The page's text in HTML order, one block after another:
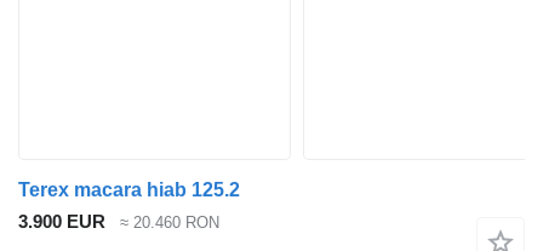
Terex macara hiab 125.2
3.900 EUR
≈ 20.460 RON